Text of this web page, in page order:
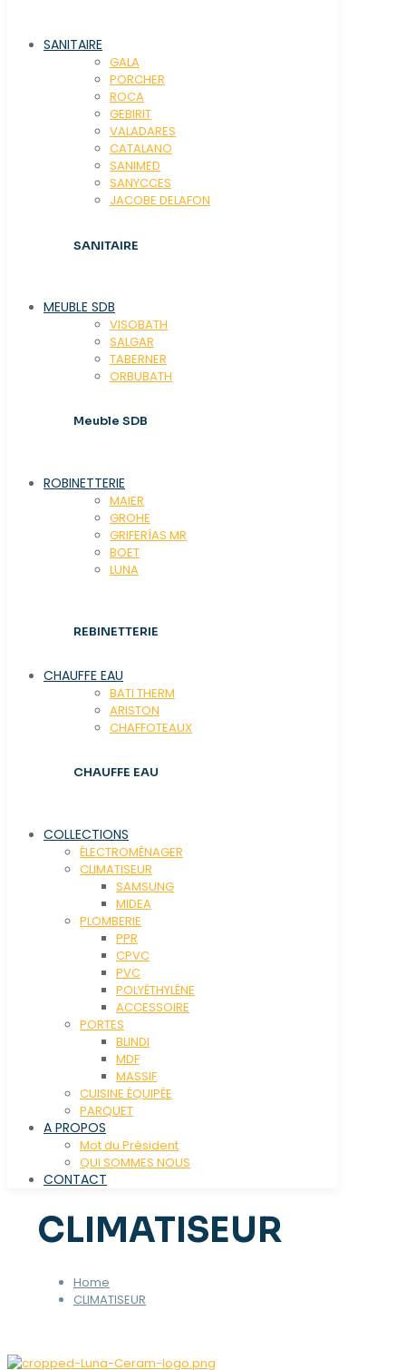
SANITAIRE
GALA
PORCHER
ROCA
GEBIRIT
VALADARES
CATALANO
SANIMED
SANYCCES
JACOBE DELAFON
SANITAIRE
MEUBLE SDB
VISOBATH
SALGAR
TABERNER
ORBUBATH
Meuble SDB
ROBINETTERIE
MAIER
GROHE
GRIFERÍAS MR
BOET
LUNA
REBINETTERIE
CHAUFFE EAU
BATI THERM
ARISTON
CHAFFOTEAUX
CHAUFFE EAU
COLLECTIONS
ÉLECTROMÉNAGER
CLIMATISEUR
SAMSUNG
MIDEA
PLOMBERIE
PPR
CPVC
PVC
POLYÉTHYLÉNE
ACCESSOIRE
PORTES
BLINDI
MDF
MASSIF
CUISINE ÉQUIPÉE
PARQUET
A PROPOS
Mot du Président
QUI SOMMES NOUS
CONTACT
CLIMATISEUR
Home
CLIMATISEUR